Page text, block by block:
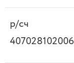
р/сч